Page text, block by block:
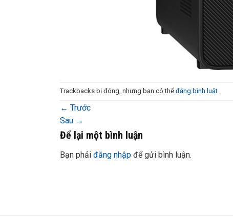
Trackbacks bị đóng, nhưng bạn có thể đăng bình luật .
← Trước
Sau →
Để lại một bình luận
Bạn phải đăng nhập để gửi bình luận.